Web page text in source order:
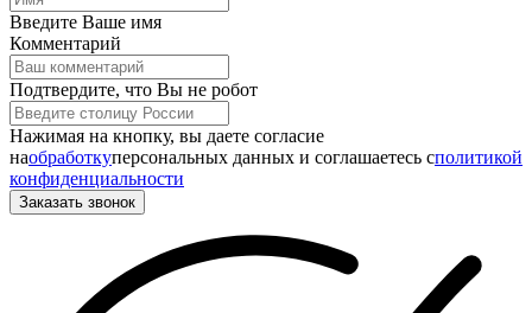
Введите Ваше имя
Комментарий
Подтвердите, что Вы не робот
Нажимая на кнопку, вы даете согласие
наобработкуперсональных данных и соглашаетесь cполитикой
конфиденциальности
Заказать звонок